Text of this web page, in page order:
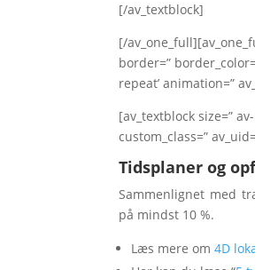
[/av_textblock]
[/
border=”
repeat’ animation=”
[av_textblock size=”
custom_class=”
Tidsplaner og
Sammenlignet med
på mindst 10 %.
Læs mere om4D